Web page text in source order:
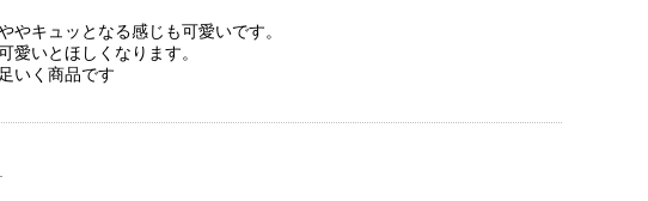
キュッとなる感じも可愛いです。
いとほしくなります。
いく商品です